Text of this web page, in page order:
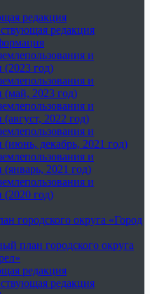
редакция
редакция
и
(2023 год)
и
(май, 2023 год)
и
(август, 2022 год)
и
(июнь, декабрь, 2021 год)
и
(январь, 2021 год)
и
(2020 год)
городского округа «Город
план городского округа
редакция
редакция